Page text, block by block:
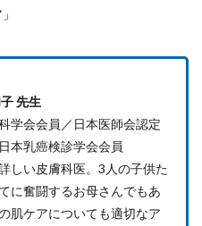
先生
学会会員／日本医師会認定
本乳癌検診学会会員
しい皮膚科医。3人の子供た
に奮闘するお母さんでもあ
肌ケアについても適切なア